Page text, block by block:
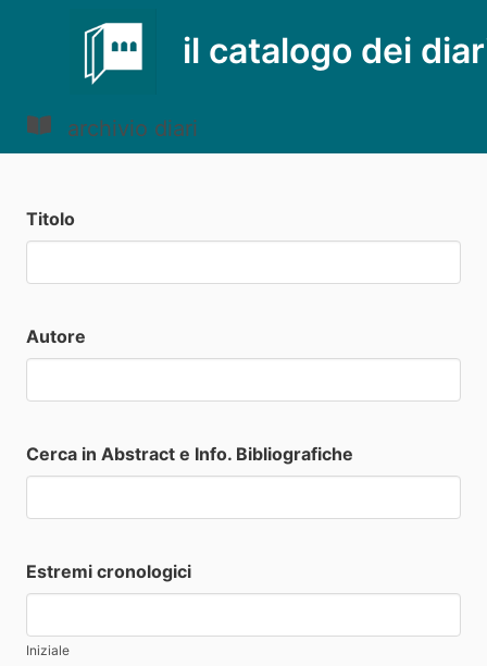
il catalogo dei
archivio diari
Titolo
Autore
Cerca in Abstract e Info. Bibliografiche
Estremi cronologici
Iniziale